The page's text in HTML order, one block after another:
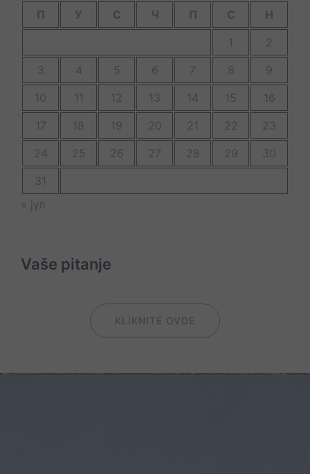
П У С Ч П С
Н
1
2
3
4 5 6 7 8
9
10
11 12 13 14 15
16
17
18 19 20 21 22
23
24
25 26 27 28 29
30
31
« јул
Vaše pitanje
KLIKNITE OVDE